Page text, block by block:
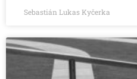
Sebastián Lukas Kyčerka